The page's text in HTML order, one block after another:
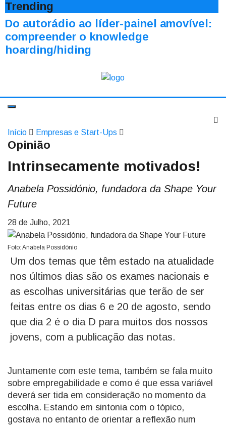
Trending
Do autorádio ao líder-painel amovível:
compreender o knowledge
hoarding/hiding
Início Empresas e Start-Ups
Opinião
Intrinsecamente motivados!
Anabela Possidónio, fundadora da Shape Your
Future
28 de Julho, 2021
Foto: Anabela Possidónio
Um dos temas que têm estado na atualidade
nos últimos dias são os exames nacionais e
as escolhas universitárias que terão de ser
feitas entre os dias 6 e 20 de agosto, sendo
que dia 2 é o dia D para muitos dos nossos
jovens, com a publicação das notas.
Juntamente com este tema, também se fala muito
sobre empregabilidade e como é que essa variável
deverá ser tida em consideração no momento da
escolha. Estando em sintonia com o tópico,
gostava no entanto de orientar a reflexão num